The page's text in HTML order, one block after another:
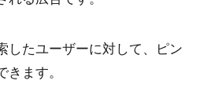
したユーザーに対して、ピン
ます。